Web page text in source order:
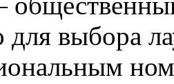
для выбора